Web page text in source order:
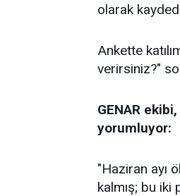
olarak
Ankette
verirsiniz?"
GENAR
yorumluyor:
"Haziran ayı
kalmış; bu iki